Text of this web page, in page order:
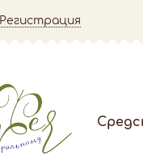
Регистрация